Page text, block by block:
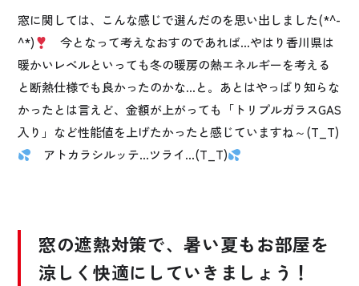
窓に関しては、こんな感じで選んだのを思い出しました(*^-
^*)
今となって考えなおすのであれば…やはり香川県は
暖かいレベルといっても冬の暖房の熱エネルギーを考える
と断熱仕様でも良かったのかな…と。あとはやっぱり知らな
かったとは言えど、金額が上がっても「トリプルガラスGAS
入り」など性能値を上げたかったと感じていますね～(T_T)
アトカラシルッテ…ツライ…(T_T)
窓の遮熱対策で、暑い夏もお部屋を
涼しく快適にしていきましょう！